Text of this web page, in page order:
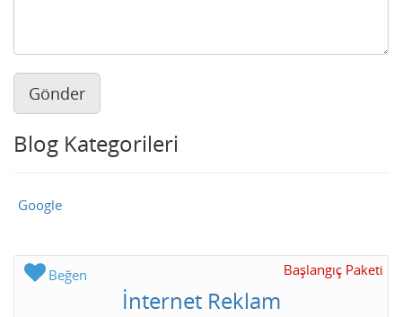
Gönder
Blog Kategorileri
Google
Beğen Başlangıç Paketi
İnternet Reklam